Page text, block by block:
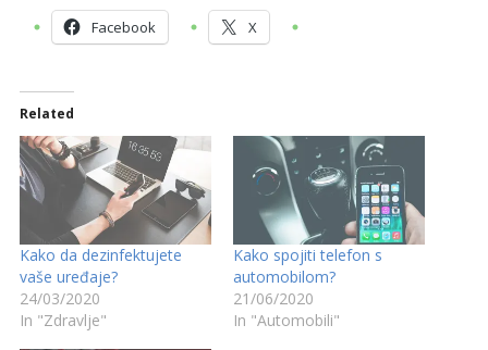
Facebook X
Related
Kako da dezinfektujete
vaše uređaje?
24/03/2020
In "Zdravlje"
Kako spojiti telefon s
automobilom?
21/06/2020
In "Automobili"